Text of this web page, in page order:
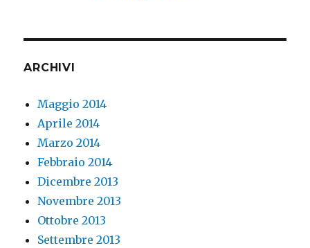
ARCHIVI
Maggio 2014
Aprile 2014
Marzo 2014
Febbraio 2014
Dicembre 2013
Novembre 2013
Ottobre 2013
Settembre 2013